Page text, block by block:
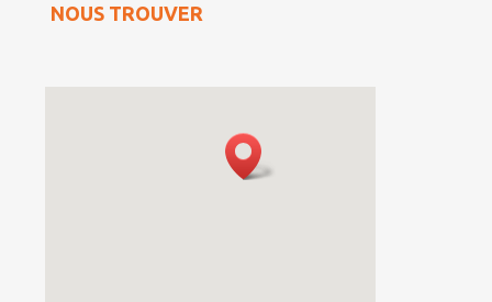
NOUS TROUVER